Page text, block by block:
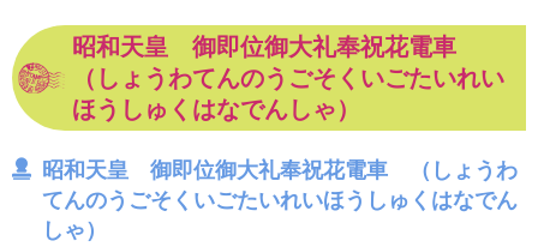
昭和天皇 御即位御大礼奉祝花電車
（しょうわてんのうごそくいごたいれい
ほうしゅくはなでんしゃ）
昭和天皇 御即位御大礼奉祝花電車 （しょうわ
てんのうごそくいごたいれいほうしゅくはなでん
しゃ）